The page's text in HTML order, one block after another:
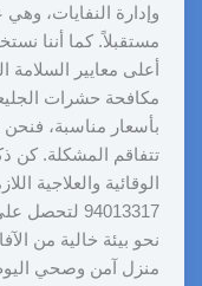
وإدارة النفايات،
مستقبلاً. كما أننا
أعلى معايير
مكافحة حشرات
بأسعار مناسبة، فنحن
تتفاقم المشكلة. كن
الوقائية والعلاجية
94013317
نحو بيئة خالية من
منزل آمن وصحي